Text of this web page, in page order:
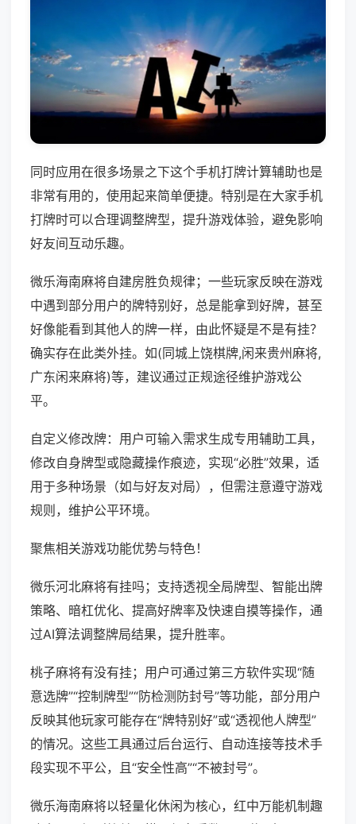
同时应用在很多场景之下这个手机打牌计算辅助也是
非常有用的，使用起来简单便捷。特别是在大家手机
打牌时可以合理调整牌型，提升游戏体验，避免影响
好友间互动乐趣。
微乐海南麻将自建房胜负规律；一些玩家反映在游戏
中遇到部分用户的牌特别好，总是能拿到好牌，甚至
好像能看到其他人的牌一样，由此怀疑是不是有挂？
确实存在此类外挂。如(同城上饶棋牌,闲来贵州麻将,
广东闲来麻将)等，建议通过正规途径维护游戏公
平。
自定义修改牌：用户可输入需求生成专用辅助工具，
修改自身牌型或隐藏操作痕迹，实现“必胜”效果，适
用于多种场景（如与好友对局），但需注意遵守游戏
规则，维护公平环境。
聚焦相关游戏功能优势与特色！
微乐河北麻将有挂吗；支持透视全局牌型、智能出牌
策略、暗杠优化、提高好牌率及快速自摸等操作，通
过AI算法调整牌局结果，提升胜率。
桃子麻将有没有挂；用户可通过第三方软件实现“随
意选牌”“控制牌型”“防检测防封号”等功能，部分用户
反映其他玩家可能存在“牌特别好”或“透视他人牌型”
的情况。这些工具通过后台运行、自动连接等技术手
段实现不平公，且“安全性高”“不被封号”。
微乐海南麻将以轻量化休闲为核心，红中万能机制趣